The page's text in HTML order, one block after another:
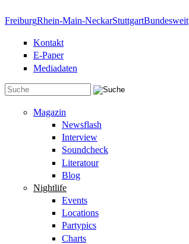
FreiburgRhein-Main-NeckarStuttgartBundesweit
Kontakt
E-Paper
Mediadaten
Magazin
Newsflash
Interview
Soundcheck
Literatour
Blog
Nightlife
Events
Locations
Partypics
Charts